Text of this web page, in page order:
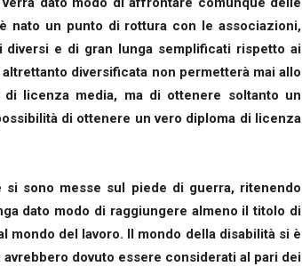
nato un punto di rottura con le associazioni,
e di gran lunga semplificati rispetto ai
diversificata non permetterà mai allo
licenza media, ma di ottenere soltanto un
di ottenere un vero diploma di licenza
sono messe sul piede di guerra, ritenendo
dato modo di raggiungere almeno il titolo di
mondo del lavoro. Il mondo della disabilità si è
dovuto essere considerati al pari dei